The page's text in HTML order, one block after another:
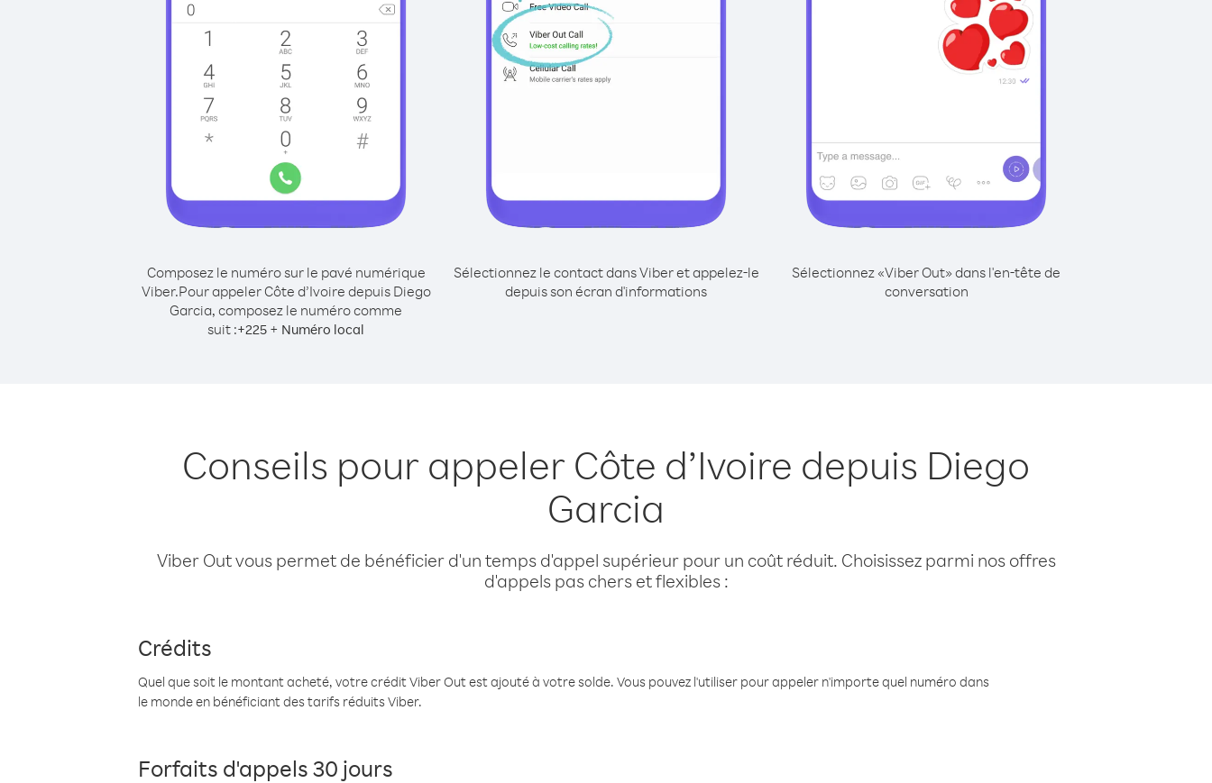
Composez le numéro sur le pavé numérique
Viber.Pour appeler Côte d’Ivoire depuis Diego
Garcia, composez le numéro comme
suit :+225 + Numéro local
Sélectionnez le contact dans Viber et appelez-le
depuis son écran d'informations
Sélectionnez «Viber Out» dans l'en-tête de
conversation
Conseils pour appeler Côte d’Ivoire depuis Diego
Garcia
Viber Out vous permet de bénéficier d'un temps d'appel supérieur pour un coût réduit. Choisissez parmi nos offres
d'appels pas chers et flexibles :
Crédits
Quel que soit le montant acheté, votre crédit Viber Out est ajouté à votre solde. Vous pouvez l'utiliser pour appeler n'importe quel numéro dans
le monde en bénéficiant des tarifs réduits Viber.
Forfaits d'appels 30 jours